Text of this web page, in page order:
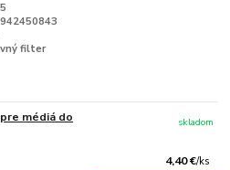
filter
médiá do
4,40 €/ks
skladom